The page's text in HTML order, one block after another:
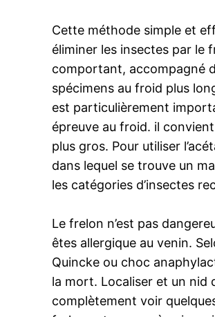
Cette méthode simple et
éliminer les insectes par le
comportant, accompagné
spécimens au froid plus
est particulièrement
épreuve au froid. il
plus gros. Pour utiliser
dans lequel se trouve un
les catégories d’insectes
Le frelon n’est pas
êtes allergique au venin.
Quincke ou choc
la mort. Localiser et un nid
complètement voir